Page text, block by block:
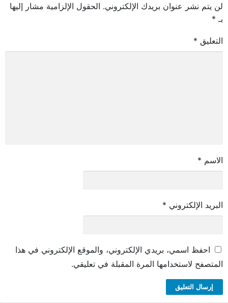
لن يتم نشر عنوان بريدك الإلكتروني. الحقول الإلزامية مشار إليها
بـ *
التعليق *
الاسم *
البريد الإلكتروني *
احفظ اسمي، بريدي الإلكتروني، والموقع الإلكتروني في هذا
المتصفح لاستخدامها المرة المقبلة في تعليقي.